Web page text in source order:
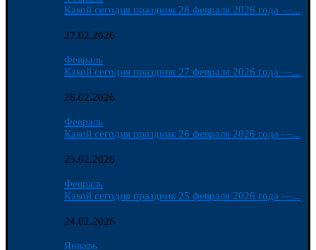
Какой сегодня праздник 28 февраля 2026 года —...
27.02.2026
Февраль
Какой сегодня праздник 27 февраля 2026 года —...
26.02.2026
Февраль
Какой сегодня праздник 26 февраля 2026 года —...
25.02.2026
Февраль
Какой сегодня праздник 25 февраля 2026 года —...
24.02.2026
Январь